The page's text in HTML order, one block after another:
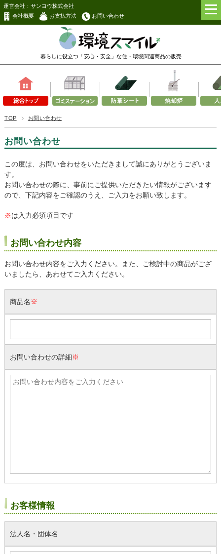
運営会社：サンヨウ株式会社
会社概要
お支払方法 お問い合わせ
暮らしに役立つ「安心・安全」な住・環境関連商品の販売
TOP お問い合わせ
お問い合わせ
この度は、お問い合わせをいただきまして誠にありがとうございま
す。
お問い合わせの際に、事前にご提供いただきたい情報がございます
ので、下記内容をご確認のうえ、ご入力をお願い致します。
※は入力必須項目です
お問い合わせ内容
お問い合わせ内容をご入力ください。また、ご検討中の商品がござ
いましたら、あわせてご入力ください。
商品名 ※
お問い合わせの詳細※
お客様情報
法人名・団体名